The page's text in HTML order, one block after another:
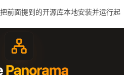
前面提到的开源库本地安装并运行起